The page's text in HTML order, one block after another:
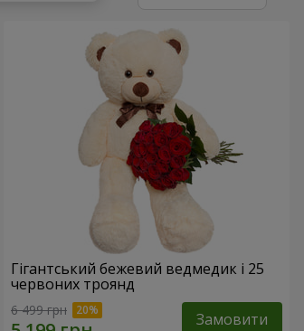
Гігантський бежевий ведмедик і 25
червоних троянд
6 499 грн Замовити